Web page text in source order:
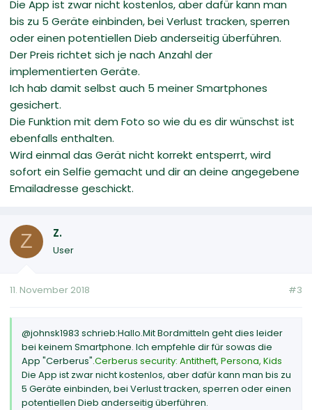
Die App ist zwar nicht kostenlos, aber dafür kann man
bis zu 5 Geräte einbinden, bei Verlust tracken, sperren
oder einen potentiellen Dieb anderseitig überführen.
Der Preis richtet sich je nach Anzahl der
implementierten Geräte.
Ich hab damit selbst auch 5 meiner Smartphones
gesichert.
Die Funktion mit dem Foto so wie du es dir wünschst ist
ebenfalls enthalten.
Wird einmal das Gerät nicht korrekt entsperrt, wird
sofort ein Selfie gemacht und dir an deine angegebene
Emailadresse geschickt.
Z Z.
User
11. November 2018 #3
@johnsk1983 schrieb:Hallo.Mit Bordmitteln geht dies leider
bei keinem Smartphone. Ich empfehle dir für sowas die
App "Cerberus".Cerberus security: Antitheft, Persona, Kids
Die App ist zwar nicht kostenlos, aber dafür kann man bis zu
5 Geräte einbinden, bei Verlust tracken, sperren oder einen
potentiellen Dieb anderseitig überführen.